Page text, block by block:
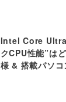
Intel Core Ultra
クCPU性能”は
様 & 搭載パソコ